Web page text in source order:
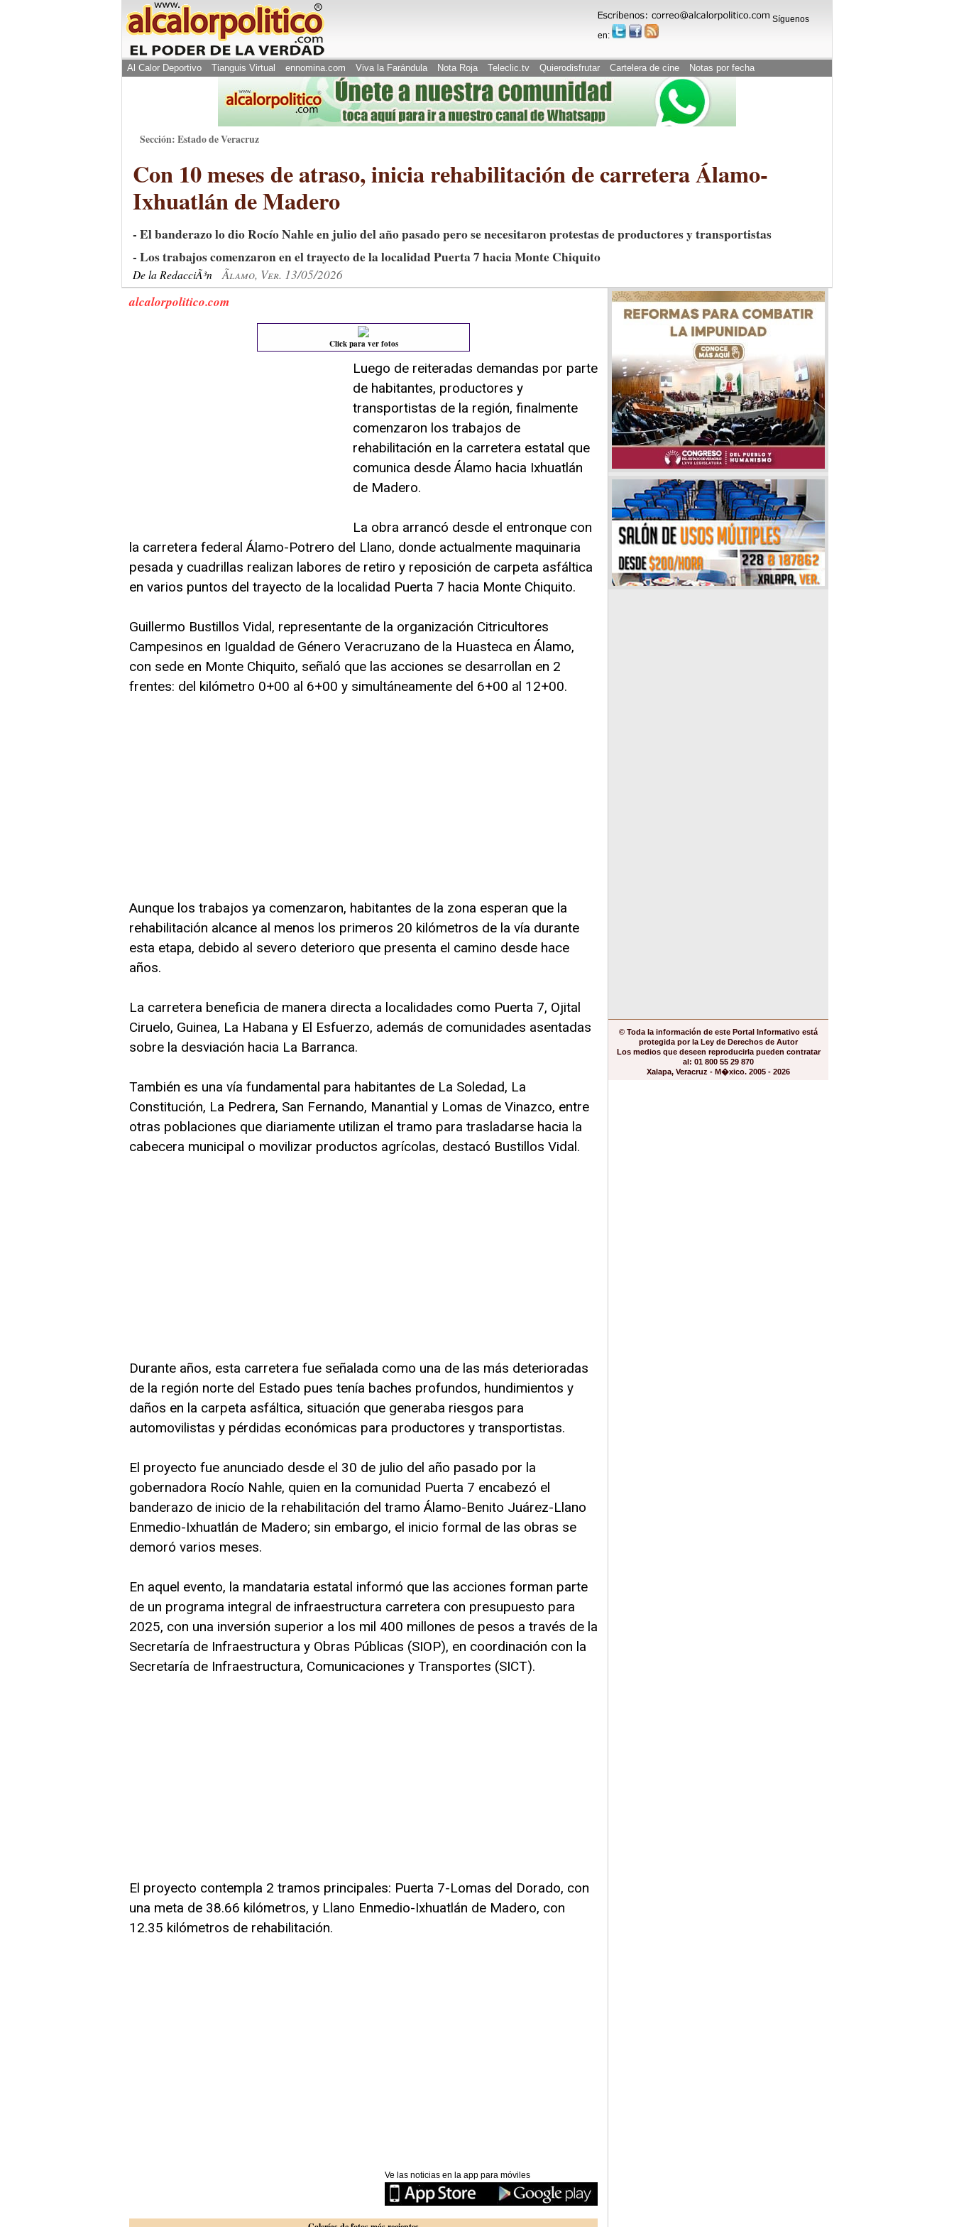
Síguenos
en:
Al Calor Deportivo Tianguis Virtual ennomina.com Viva la Farándula Nota Roja Teleclic.tv Quierodisfrutar Cartelera de cine Notas por fecha
Sección: Estado de Veracruz
Con 10 meses de atraso, inicia rehabilitación de carretera Álamo-
Ixhuatlán de Madero
- El banderazo lo dio Rocío Nahle en julio del año pasado pero se necesitaron protestas de productores y transportistas
- Los trabajos comenzaron en el trayecto de la localidad Puerta 7 hacia Monte Chiquito
De la RedacciÃ³n Ãlamo, Ver. 13/05/2026
alcalorpolitico.com
Click para ver fotos
Luego de reiteradas demandas por parte
de habitantes, productores y
transportistas de la región, finalmente
comenzaron los trabajos de
rehabilitación en la carretera estatal que
comunica desde Álamo hacia Ixhuatlán
de Madero.
La obra arrancó desde el entronque con
la carretera federal Álamo-Potrero del Llano, donde actualmente maquinaria
pesada y cuadrillas realizan labores de retiro y reposición de carpeta asfáltica
en varios puntos del trayecto de la localidad Puerta 7 hacia Monte Chiquito.
Guillermo Bustillos Vidal, representante de la organización Citricultores
Campesinos en Igualdad de Género Veracruzano de la Huasteca en Álamo,
con sede en Monte Chiquito, señaló que las acciones se desarrollan en 2
frentes: del kilómetro 0+00 al 6+00 y simultáneamente del 6+00 al 12+00.
Aunque los trabajos ya comenzaron, habitantes de la zona esperan que la
rehabilitación alcance al menos los primeros 20 kilómetros de la vía durante
esta etapa, debido al severo deterioro que presenta el camino desde hace
años.
La carretera beneficia de manera directa a localidades como Puerta 7, Ojital
Ciruelo, Guinea, La Habana y El Esfuerzo, además de comunidades asentadas
sobre la desviación hacia La Barranca.
También es una vía fundamental para habitantes de La Soledad, La
Constitución, La Pedrera, San Fernando, Manantial y Lomas de Vinazco, entre
otras poblaciones que diariamente utilizan el tramo para trasladarse hacia la
cabecera municipal o movilizar productos agrícolas, destacó Bustillos Vidal.
Durante años, esta carretera fue señalada como una de las más deterioradas
de la región norte del Estado pues tenía baches profundos, hundimientos y
daños en la carpeta asfáltica, situación que generaba riesgos para
automovilistas y pérdidas económicas para productores y transportistas.
El proyecto fue anunciado desde el 30 de julio del año pasado por la
gobernadora Rocío Nahle, quien en la comunidad Puerta 7 encabezó el
banderazo de inicio de la rehabilitación del tramo Álamo-Benito Juárez-Llano
Enmedio-Ixhuatlán de Madero; sin embargo, el inicio formal de las obras se
demoró varios meses.
En aquel evento, la mandataria estatal informó que las acciones forman parte
de un programa integral de infraestructura carretera con presupuesto para
2025, con una inversión superior a los mil 400 millones de pesos a través de la
Secretaría de Infraestructura y Obras Públicas (SIOP), en coordinación con la
Secretaría de Infraestructura, Comunicaciones y Transportes (SICT).
El proyecto contempla 2 tramos principales: Puerta 7-Lomas del Dorado, con
una meta de 38.66 kilómetros, y Llano Enmedio-Ixhuatlán de Madero, con
12.35 kilómetros de rehabilitación.
Ve las noticias en la app para móviles
© Toda la información de este Portal Informativo está
protegida por la Ley de Derechos de Autor
Los medios que deseen reproducirla pueden contratar
al: 01 800 55 29 870
Xalapa, Veracruz - M�xico. 2005 - 2026